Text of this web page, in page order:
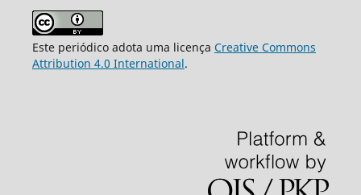
Este periódico adota uma licença Creative Commons
Attribution 4.0 International.